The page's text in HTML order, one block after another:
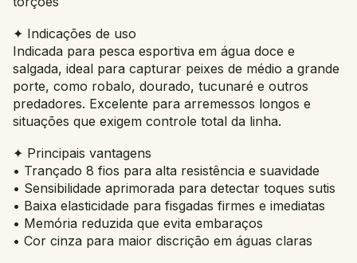
✦ Indicações de uso
Indicada para pesca esportiva em água doce e
salgada, ideal para capturar peixes de médio a grande
porte, como robalo, dourado, tucunaré e outros
predadores. Excelente para arremessos longos e
situações que exigem controle total da linha.
✦ Principais vantagens
• Trançado 8 fios para alta resistência e suavidade
• Sensibilidade aprimorada para detectar toques sutis
• Baixa elasticidade para fisgadas firmes e imediatas
• Memória reduzida que evita embaraços
• Cor cinza para maior discrição em águas claras